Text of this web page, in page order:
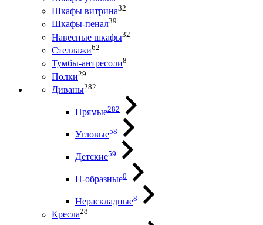
Шкафы витрина32
Шкафы-пенал39
Навесные шкафы32
Стеллажи62
Тумбы-антресоли8
Полки29
Диваны282
Прямые282
Угловые58
Детские59
П-образные0
Нераскладные8
Кресла28